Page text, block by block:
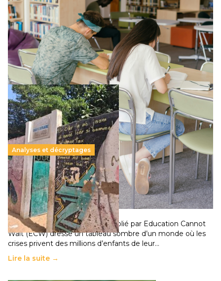
promesse républicaine
11 juillet 2026-
Le projet de loi sur la régulation de l’enseignement
supérieur privé met en lumière l’amplification d’un système
qui relègue l’acte pédagogique au superfétatoire, voire à…
Lire la suite →
Analyses et décryptages
258 millions d’enfants victimes de la guerre, des
chocs climatiques et des déplacements de
population
11 juillet 2026- National
Un nouveau rapport mondial publié par Education Cannot
Wait (ECW) dresse un tableau sombre d’un monde où les
crises privent des millions d’enfants de leur…
Lire la suite →